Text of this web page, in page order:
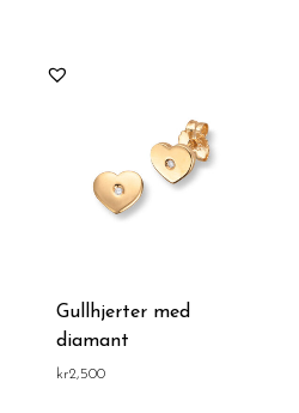
Gullhjerter med
diamant
kr2,500